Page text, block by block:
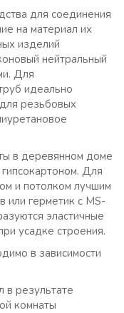
для соединения
на материал их
изделий
нейтральный
Для
идеально
резьбовых
в деревянном доме
Для
и потолком лучшим
или герметик с MS-
эластичные
усадке строения.
в зависимости
в результате
комнаты